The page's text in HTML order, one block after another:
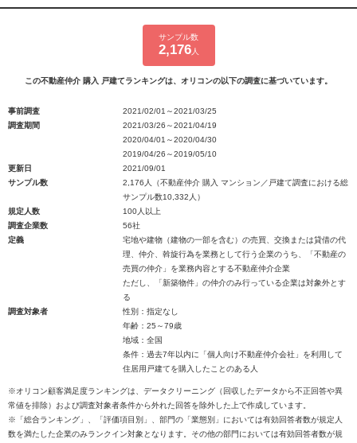
サンプル数
2,176人
この不動産仲介 購入 戸建てランキングは、オリコンの以下の調査に基づいています。
事前調査
2021/02/01～2021/03/25
調査期間
2021/03/26～2021/04/19
2020/04/01～2020/04/30
2019/04/26～2019/05/10
更新日
2021/09/01
サンプル数
2,176人（不動産仲介 購入 マンション／戸建て調査における総
サンプル数10,332人）
規定人数
100人以上
調査企業数
56社
定義
宅地や建物（建物の一部を含む）の売買、交換または貸借の代
理、仲介、斡旋行為を業務として行う企業のうち、「不動産の
売買の仲介」を業務内容とする不動産仲介企業
ただし、「新築物件」の仲介のみ行っている企業は対象外とす
る
調査対象者
性別：指定なし
年齢：25～79歳
地域：全国
条件：過去7年以内に「個人向け不動産仲介会社」を利用して
住居用戸建てを購入したことのある人
※オリコン顧客満足度ランキングは、データクリーニング（回収したデータから不正回答や異
常値を排除）および調査対象者条件から外れた回答を除外した上で作成しています。
※「総合ランキング」、「評価項目別」、部門の「業態別」においては有効回答者数が規定人
数を満たした企業のみランクイン対象となります。その他の部門においては有効回答者数が規